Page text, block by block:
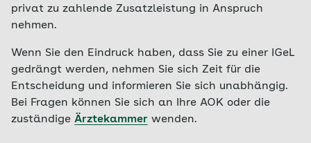
privat zu zahlende Zusatzleistung in Anspruch
nehmen.
Wenn Sie den Eindruck haben, dass Sie zu einer IGeL
gedrängt werden, nehmen Sie sich Zeit für die
Entscheidung und informieren Sie sich unabhängig.
Bei Fragen können Sie sich an Ihre AOK oder die
zuständige Ärztekammer wenden.